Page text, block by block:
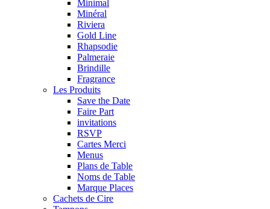
Minimal
Minéral
Riviera
Gold Line
Rhapsodie
Palmeraie
Brindille
Fragrance
Les Produits
Save the Date
Faire Part
invitations
RSVP
Cartes Merci
Menus
Plans de Table
Noms de Table
Marque Places
Cachets de Cire